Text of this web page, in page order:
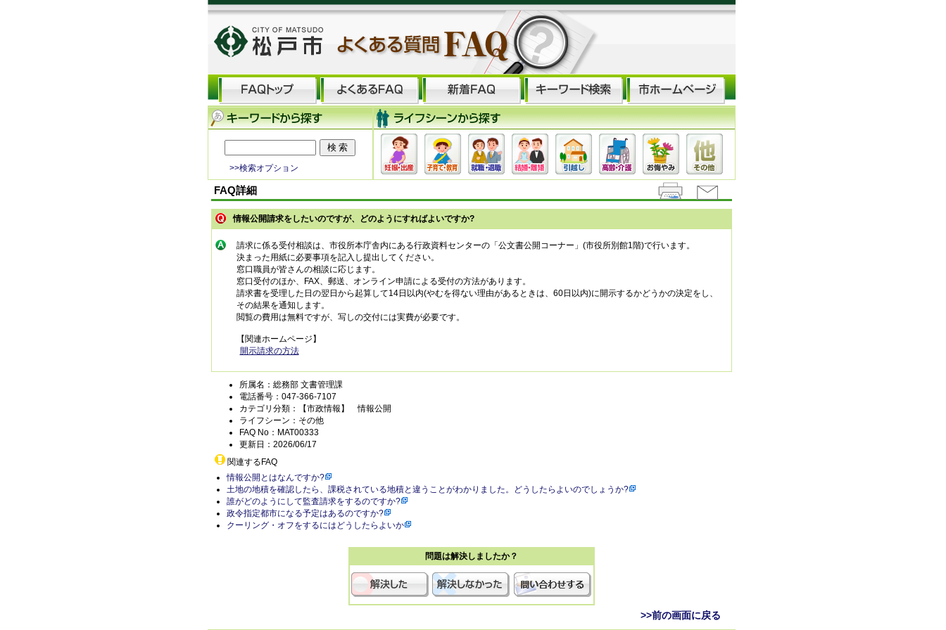
>>検索オプション
FAQ詳細
情報公開請求をしたいのですが、どのようにすればよいですか?
請求に係る受付相談は、市役所本庁舎内にある行政資料センターの「公文書公開コーナー」(市役所別館1階)で行います。
決まった用紙に必要事項を記入し提出してください。
窓口職員が皆さんの相談に応じます。
窓口受付のほか、FAX、郵送、オンライン申請による受付の方法があります。
請求書を受理した日の翌日から起算して14日以内(やむを得ない理由があるときは、60日以内)に開示するかどうかの決定をし、
その結果を通知します。
閲覧の費用は無料ですが、写しの交付には実費が必要です。
【関連ホームページ】
開示請求の方法
所属名：総務部 文書管理課
電話番号：047-366-7107
カテゴリ分類：【市政情報】 情報公開
ライフシーン：その他
FAQ No：MAT00333
更新日：2026/06/17
関連するFAQ
情報公開とはなんですか?
土地の地積を確認したら、課税されている地積と違うことがわかりました。どうしたらよいのでしょうか?
誰がどのようにして監査請求をするのですか?
政令指定都市になる予定はあるのですか?
クーリング・オフをするにはどうしたらよいか
問題は解決しましたか？
>>前の画面に戻る